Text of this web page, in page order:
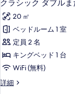
な
客
室
の
り
込
み
ラ
シ
ッ
ク
ダ
ブ
ル
クラシック ダブル
20 ㎡
ベッドルーム 1 室
定員 2 名
キングベッド 1 台
WiFi (無料)
詳細
ク